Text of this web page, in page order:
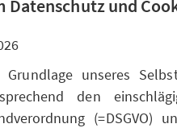
Datenschutz und
Grundlage unseres
den
(=DSGVO)